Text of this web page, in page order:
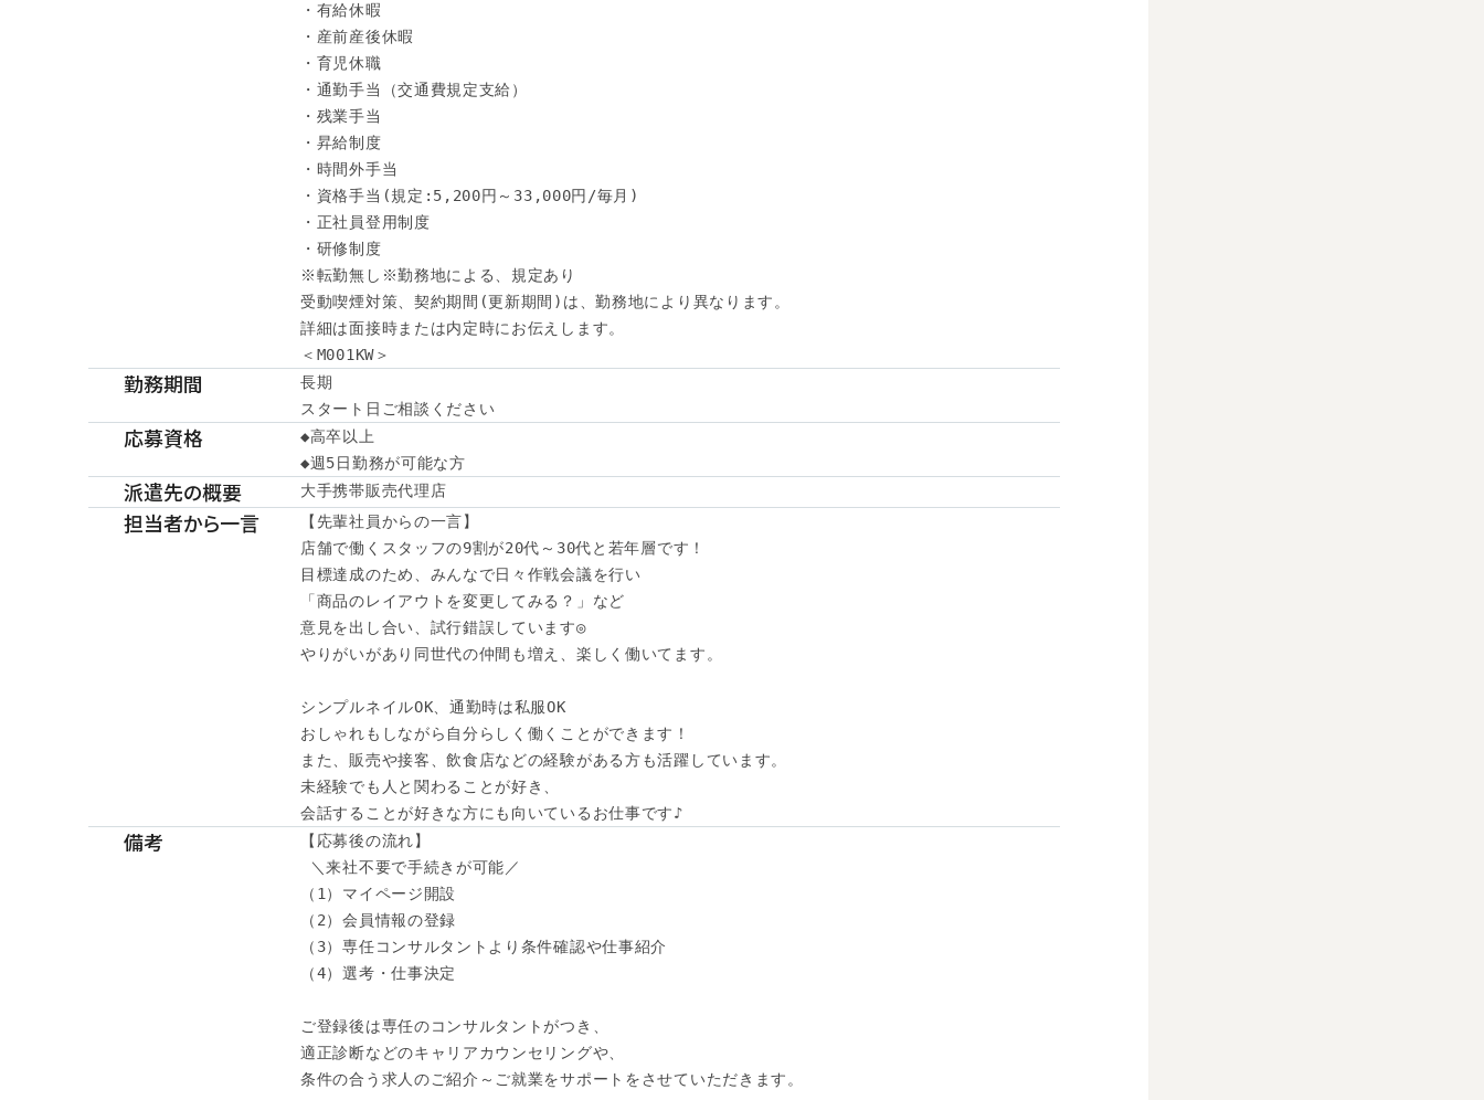
・有給休暇
・産前産後休暇
・育児休職
・通勤手当（交通費規定支給）
・残業手当
・昇給制度
・時間外手当
・資格手当(規定:5,200円～33,000円/毎月)
・正社員登用制度
・研修制度
※転勤無し※勤務地による、規定あり
受動喫煙対策、契約期間(更新期間)は、勤務地により異なります。
詳細は面接時または内定時にお伝えします。
＜M001KW＞
勤務期間
長期
スタート日ご相談ください
応募資格
◆高卒以上
◆週5日勤務が可能な方
派遣先の概要 大手携帯販売代理店
担当者から一言
【先輩社員からの一言】
店舗で働くスタッフの9割が20代～30代と若年層です！
目標達成のため、みんなで日々作戦会議を行い
「商品のレイアウトを変更してみる？」など
意見を出し合い、試行錯誤しています◎
やりがいがあり同世代の仲間も増え、楽しく働いてます。
シンプルネイルOK、通勤時は私服OK
おしゃれもしながら自分らしく働くことができます！
また、販売や接客、飲食店などの経験がある方も活躍しています。
未経験でも人と関わることが好き、
会話することが好きな方にも向いているお仕事です♪
備考
【応募後の流れ】
＼来社不要で手続きが可能／
（1）マイページ開設
（2）会員情報の登録
（3）専任コンサルタントより条件確認や仕事紹介
（4）選考・仕事決定
ご登録後は専任のコンサルタントがつき、
適正診断などのキャリアカウンセリングや、
条件の合う求人のご紹介～ご就業をサポートをさせていただきます。